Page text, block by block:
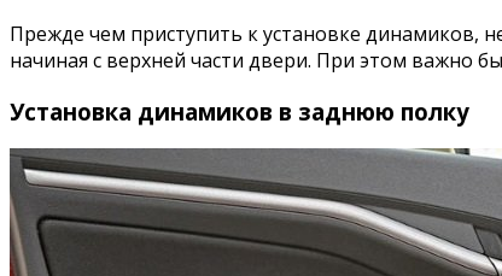
Прежде чем приступить к установке динамиков,
начиная с верхней части двери. При этом важно
Установка динамиков в заднюю полку